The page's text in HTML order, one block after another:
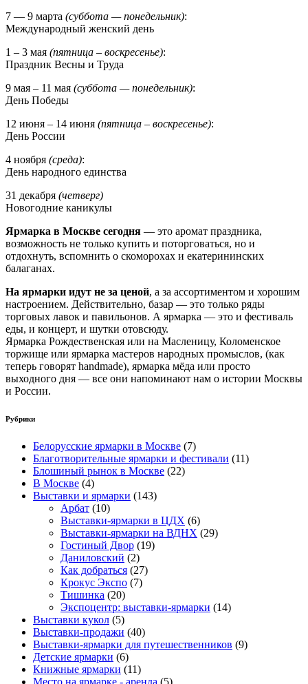
7 — 9 марта (суббота — понедельник):
Международный женский день
1 – 3 мая (пятница – воскресенье):
Праздник Весны и Труда
9 мая – 11 мая (суббота — понедельник):
День Победы
12 июня – 14 июня (пятница – воскресенье):
День России
4 ноября (среда):
День народного единства
31 декабря (четверг)
Новогодние каникулы
Ярмарка в Москве сегодня — это аромат праздника,
возможность не только купить и поторговаться, но и
отдохнуть, вспомнить о скоморохах и екатерининских
балаганах.
На ярмарки идут не за ценой, а за ассортиментом и хорошим
настроением. Действительно, базар — это только ряды
торговых лавок и павильонов. А ярмарка — это и фестиваль
еды, и концерт, и шутки отовсюду.
Ярмарка Рождественская или на Масленицу, Коломенское
торжище или ярмарка мастеров народных промыслов, (как
теперь говорят handmade), ярмарка мёда или просто
выходного дня — все они напоминают нам о истории Москвы
и России.
Рубрики
Белорусские ярмарки в Москве (7)
Благотворительные ярмарки и фестивали (11)
Блошиный рынок в Москве (22)
В Москве (4)
Выставки и ярмарки (143)
Арбат (10)
Выставки-ярмарки в ЦДХ (6)
Выставки-ярмарки на ВДНХ (29)
Гостиный Двор (19)
Даниловский (2)
Как добраться (27)
Крокус Экспо (7)
Тишинка (20)
Экспоцентр: выставки-ярмарки (14)
Выставки кукол (5)
Выставки-продажи (40)
Выставки-ярмарки для путешественников (9)
Детские ярмарки (6)
Книжные ярмарки (11)
Место на ярмарке - аренда (5)